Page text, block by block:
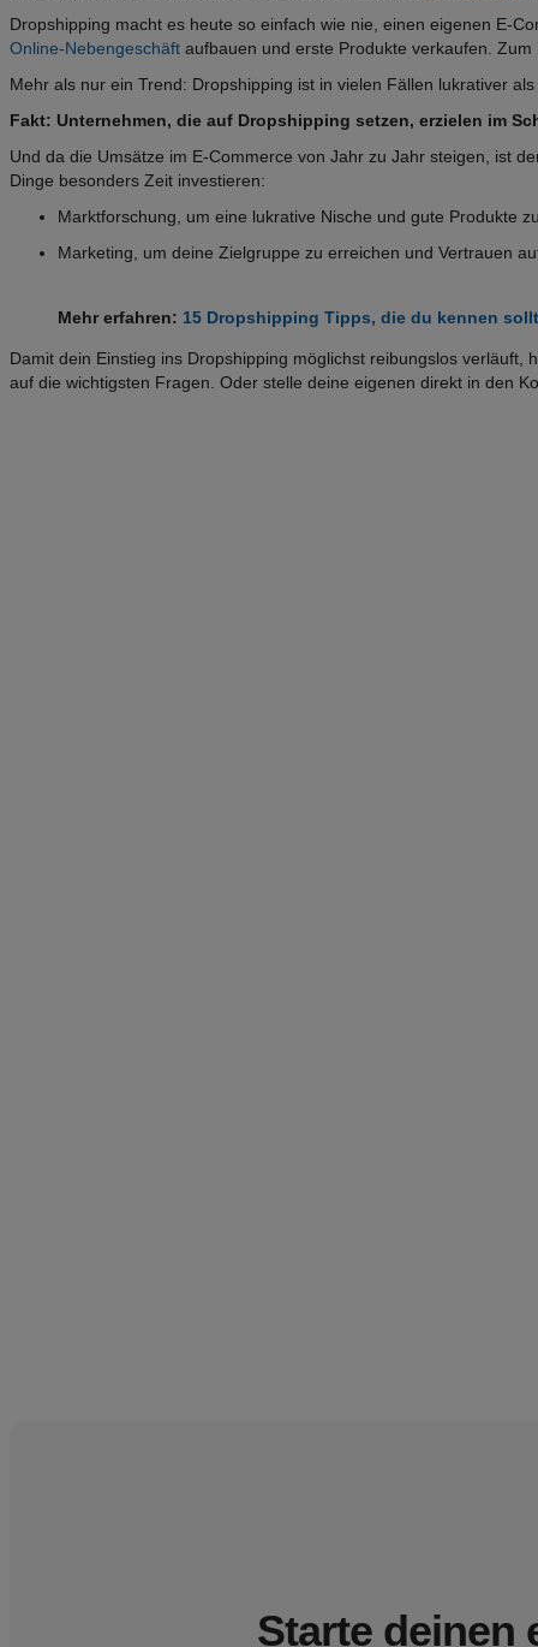
Dropshipping macht es heute so einfach wie nie, einen eigenen E-
Online-Nebengeschäft aufbauen und erste Produkte verkaufen.
Mehr als nur ein Trend: Dropshipping ist in vielen Fällen lukrativer
Fakt: Unternehmen, die auf Dropshipping setzen, erzielen im
Und da die Umsätze im E-Commerce von Jahr zu Jahr steigen, ist
Dinge besonders Zeit investieren:
Marktforschung, um eine lukrative Nische und gute Produkte
Marketing, um deine Zielgruppe zu erreichen und Vertrauen
Mehr erfahren: 15 Dropshipping Tipps, die du kennen
Damit dein Einstieg ins Dropshipping möglichst reibungslos
auf die wichtigsten Fragen. Oder stelle deine eigenen direkt in den
Starte deinen